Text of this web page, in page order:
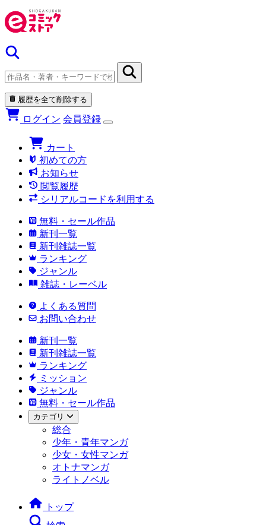
履歴を全て削除する
ログイン 会員登録
カート
初めての方
お知らせ
閲覧履歴
シリアルコードを利用する
無料・セール作品
新刊一覧
新刊雑誌一覧
ランキング
ジャンル
雑誌・レーベル
よくある質問
お問い合わせ
新刊一覧
新刊雑誌一覧
ランキング
ミッション
ジャンル
無料・セール作品
カテゴリ
総合
少年・青年マンガ
少女・女性マンガ
オトナマンガ
ライトノベル
トップ